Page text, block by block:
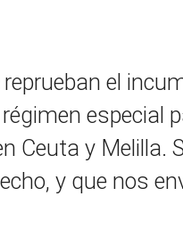
el
especial
Ceuta y Melilla.
y que nos